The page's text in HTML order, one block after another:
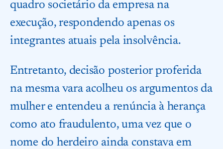
quadro societário da empresa na
execução, respondendo apenas os
integrantes atuais pela insolvência.
Entretanto, decisão posterior proferida
na mesma vara acolheu os argumentos da
mulher e entendeu a renúncia à herança
como ato fraudulento, uma vez que o
nome do herdeiro ainda constava em